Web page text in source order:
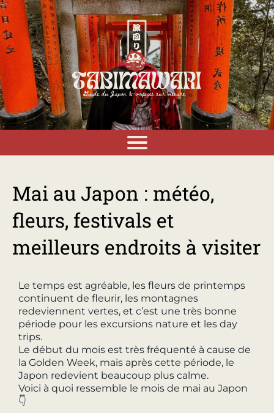
Mai au Japon : météo,
fleurs, festivals et
meilleurs endroits à visiter
Le temps est agréable, les fleurs de printemps
continuent de fleurir, les montagnes
redeviennent vertes, et c’est une très bonne
période pour les excursions nature et les day
trips.
Le début du mois est très fréquenté à cause de
la Golden Week, mais après cette période, le
Japon redevient beaucoup plus calme.
Voici à quoi ressemble le mois de mai au Japon
👇